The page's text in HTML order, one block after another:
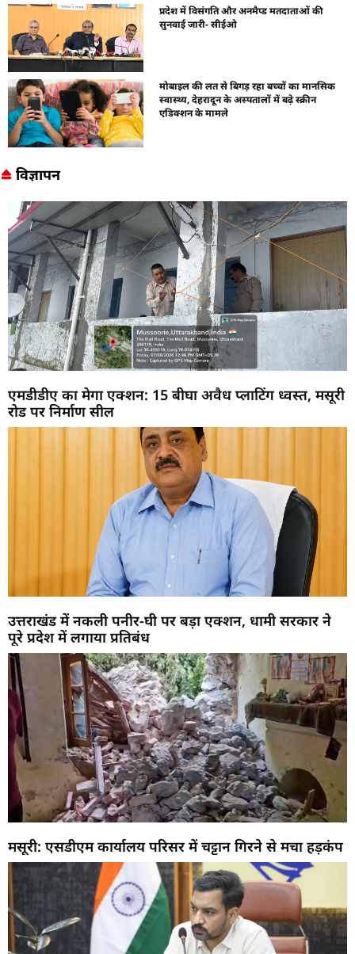
प्रदेश में विसंगति और अनमैप्ड मतदाताओं की
सुनवाई जारी- सीईओ
मोबाइल की लत से बिगड़ रहा बच्चों का मानसिक
स्वास्थ्य, देहरादून के अस्पतालों में बढ़े स्क्रीन
एडिक्शन के मामले
विज्ञापन
एमडीडीए का मेगा एक्शन: 15 बीघा अवैध प्लाटिंग ध्वस्त, मसूरी
रोड पर निर्माण सील
उत्तराखंड में नकली पनीर-घी पर बड़ा एक्शन, धामी सरकार ने
पूरे प्रदेश में लगाया प्रतिबंध
मसूरी: एसडीएम कार्यालय परिसर में चट्टान गिरने से मचा हड़कंप